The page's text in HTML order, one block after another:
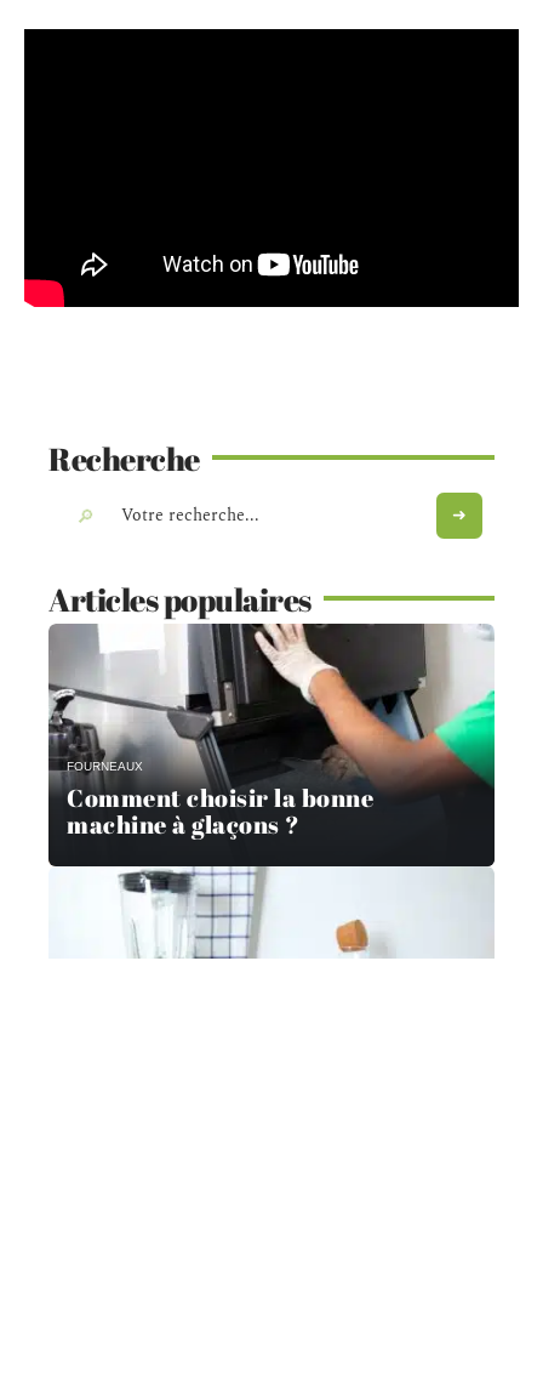
Recherche
Articles populaires
FOURNEAUX
Comment choisir la bonne
machine à glaçons ?